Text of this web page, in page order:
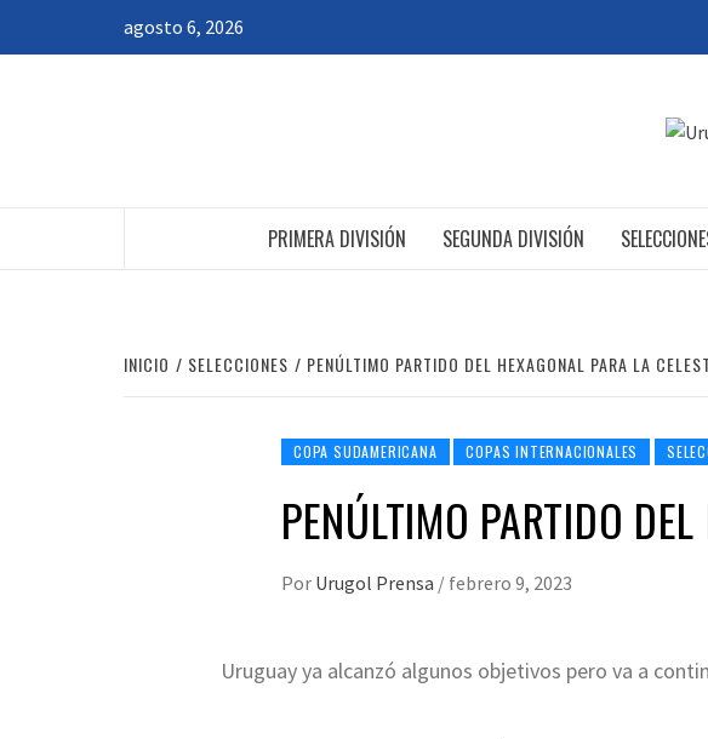
agosto 6, 2026
PRIMERA DIVISIÓN SEGUNDA DIVISIÓN
INICIO SELECCIONES PENÚLTIMO PARTIDO DEL HEXAGONAL PARA LA
COPA SUDAMERICANA COPAS INTERNACIONALES
PENÚLTIMO PARTIDO
Por Urugol Prensa / febrero 9, 2023
Uruguay ya alcanzó algunos objetivos pero va a